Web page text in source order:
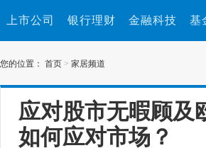
上市公司 银行理财 金融科技 基
您的位置： 首页 > 家居频道
应对股市无暇顾及
如何应对市场？